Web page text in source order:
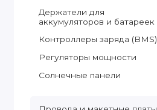
Держатели для
аккумуляторов и батареек
Контроллеры заряда (BMS)
Регуляторы мощности
Солнечные панели